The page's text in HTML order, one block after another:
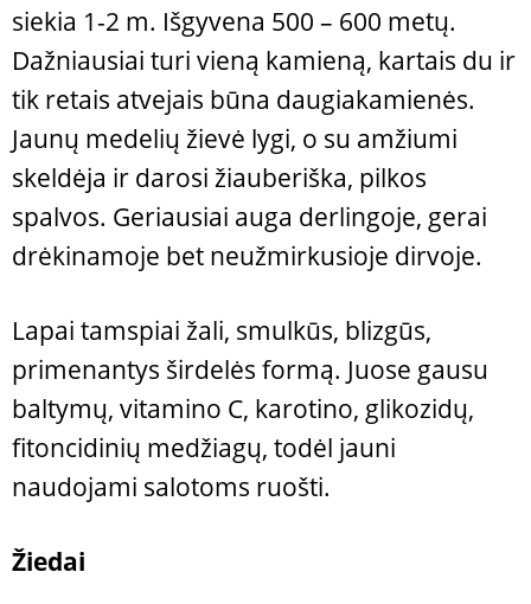
siekia 1-2 m. Išgyvena 500 – 600 metų.
Dažniausiai turi vieną kamieną, kartais du ir
tik retais atvejais būna daugiakamienės.
Jaunų medelių žievė lygi, o su amžiumi
skeldėja ir darosi žiauberiška, pilkos
spalvos. Geriausiai auga derlingoje, gerai
drėkinamoje bet neužmirkusioje dirvoje.
Lapai tamspiai žali, smulkūs, blizgūs,
primenantys širdelės formą. Juose gausu
baltymų, vitamino C, karotino, glikozidų,
fitoncidinių medžiagų, todėl jauni
naudojami salotoms ruošti.
Žiedai